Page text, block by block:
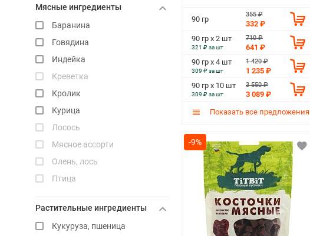
Мясные ингредиенты
Баранина
Говядина
Индейка
Креветка
Кролик
Курица
Лосось
Мясное ассорти
Олень, лось
Птица
Свинина
Страус
Сыр
Растительные ингредиенты
Кукуруза, пшеница
90 гр
355 ₽
332 ₽
90 гр х 2 шт
321 ₽ за шт
710 ₽
641 ₽
90 гр х 4 шт
309 ₽ за шт
1 420 ₽
1 235 ₽
90 гр х 10 шт
309 ₽ за шт
3 550 ₽
3 089 ₽
Показать все предложения
-9%